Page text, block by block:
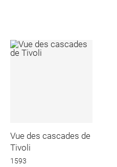
Vue des cascades de
Tivoli
1593